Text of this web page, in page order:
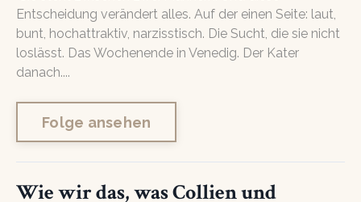
Entscheidung verändert alles. Auf der einen Seite: laut,
bunt, hochattraktiv, narzisstisch. Die Sucht, die sie nicht
loslässt. Das Wochenende in Venedig. Der Kater
danach....
Folge ansehen
Wie wir das, was Collien und